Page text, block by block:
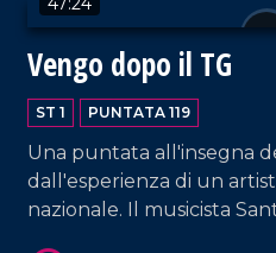
Vengo dopo il TG
ST 1 PUNTATA 119
Una puntata all'insegna
dall'esperienza di un
nazionale. Il musicista
VAI AL TITOLO